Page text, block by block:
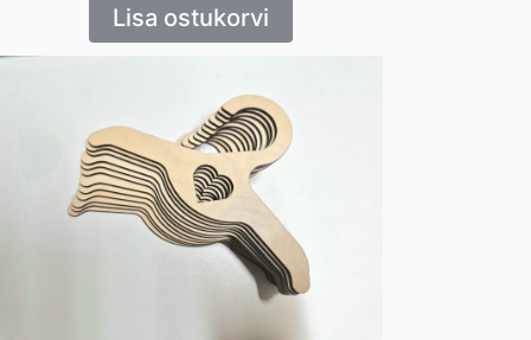
Lisa ostukorvi